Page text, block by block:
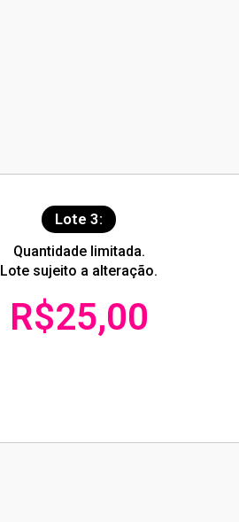
Lote 3:
Quantidade limitada.
Lote sujeito a alteração.
R$25,00